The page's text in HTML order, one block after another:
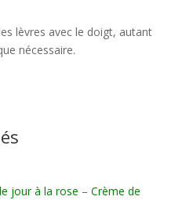
lèvres avec le doigt, autant
nécessaire.
jour à la rose – Crème de